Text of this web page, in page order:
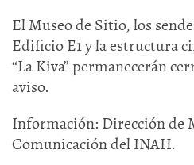
El Museo de Sitio, los
Edificio E1 y la estructura
“La Kiva” permanecerán
aviso.
Información: Dirección de
Comunicación del INAH.